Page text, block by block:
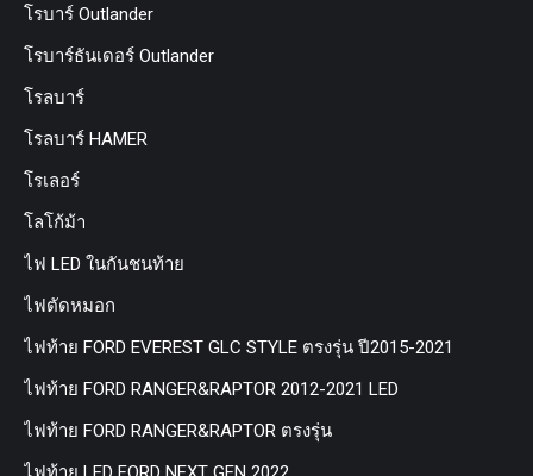
โรบาร์ Outlander
โรบาร์ธันเดอร์ Outlander
โรลบาร์
โรลบาร์ HAMER
โรเลอร์
โลโก้ม้า
ไฟ LED ในกันชนท้าย
ไฟตัดหมอก
ไฟท้าย FORD EVEREST GLC STYLE ตรงรุ่น ปี2015-2021
ไฟท้าย FORD RANGER&RAPTOR 2012-2021 LED
ไฟท้าย FORD RANGER&RAPTOR ตรงรุ่น